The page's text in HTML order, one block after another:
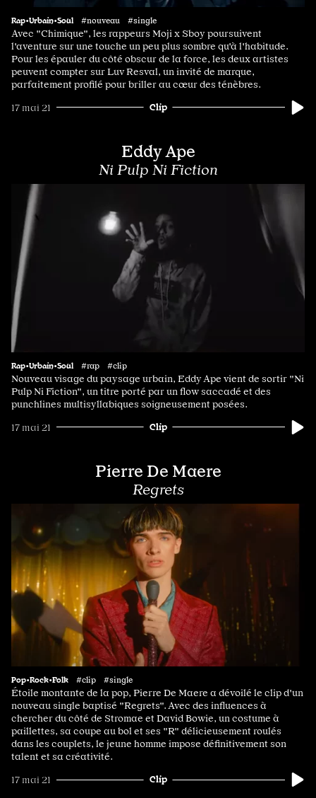
Rap•Urbain•Soul #nouveau #single
Avec "Chimique", les rappeurs Moji x Sboy poursuivent
l'aventure sur une touche un peu plus sombre qu'à l'habitude.
Pour les épauler du côté obscur de la force, les deux artistes
peuvent compter sur Luv Resval, un invité de marque,
parfaitement profilé pour briller au cœur des ténèbres.
17 mai 21 Clip
Eddy Ape
Ni Pulp Ni Fiction
Rap•Urbain•Soul #rap #clip
Nouveau visage du paysage urbain, Eddy Ape vient de sortir "Ni
Pulp Ni Fiction", un titre porté par un flow saccadé et des
punchlines multisyllabiques soigneusement posées.
17 mai 21 Clip
Pierre De Maere
Regrets
Pop•Rock•Folk #clip #single
Étoile montante de la pop, Pierre De Maere a dévoilé le clip d'un
nouveau single baptisé "Regrets". Avec des influences à
chercher du côté de Stromae et David Bowie, un costume à
paillettes, sa coupe au bol et ses "R" délicieusement roulés
dans les couplets, le jeune homme impose définitivement son
talent et sa créativité.
17 mai 21 Clip